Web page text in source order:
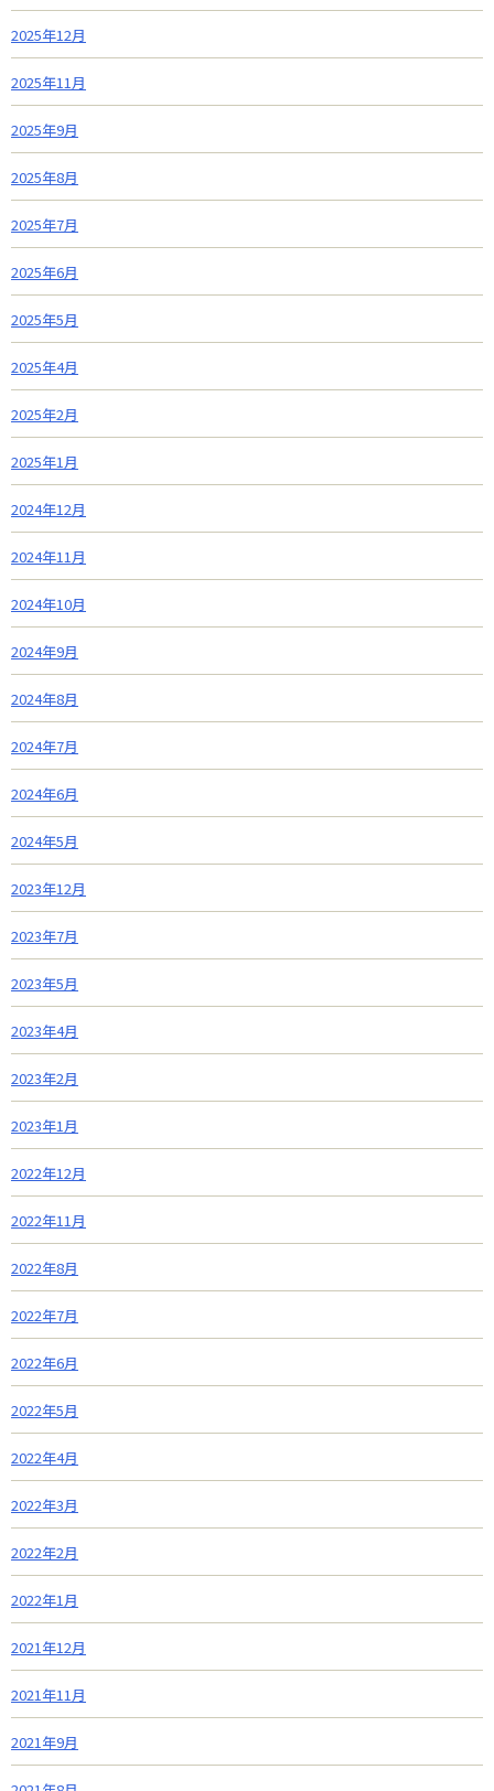
2025年12月
2025年11月
2025年9月
2025年8月
2025年7月
2025年6月
2025年5月
2025年4月
2025年2月
2025年1月
2024年12月
2024年11月
2024年10月
2024年9月
2024年8月
2024年7月
2024年6月
2024年5月
2023年12月
2023年7月
2023年5月
2023年4月
2023年2月
2023年1月
2022年12月
2022年11月
2022年8月
2022年7月
2022年6月
2022年5月
2022年4月
2022年3月
2022年2月
2022年1月
2021年12月
2021年11月
2021年9月